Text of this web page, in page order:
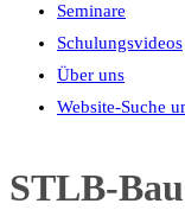
Seminare
Schulungsvideos
Über uns
Website-Suche
STLB-